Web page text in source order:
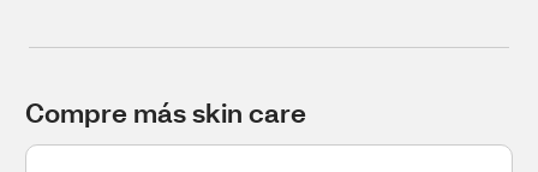
Compre más skin care